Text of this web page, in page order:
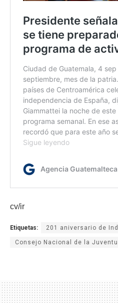
cv/ir
Etiquetas: 201 aniversario de
Consejo Nacional de la